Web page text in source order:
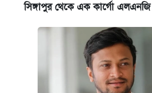
সিঙ্গাপুর থেকে এক কার্গো